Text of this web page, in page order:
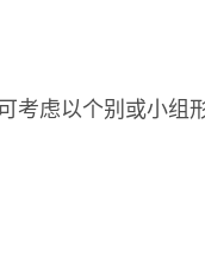
考虑以个别或小组